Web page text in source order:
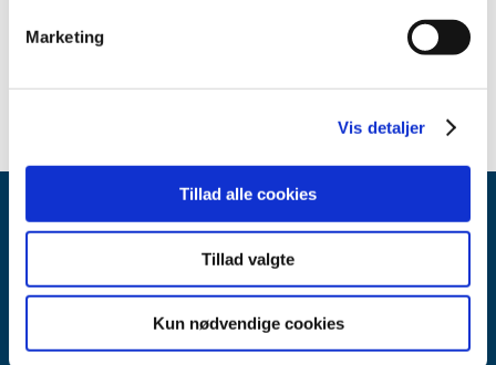
Marketing
Vis detaljer
Tillad alle cookies
Tillad valgte
Kun nødvendige cookies
2007 (3)
Danish Medicines Agency